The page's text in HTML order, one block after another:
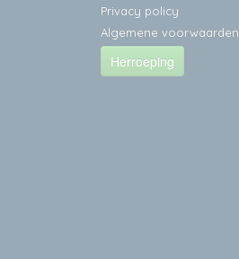
Privacy policy
Algemene voorwaarden
Herroeping